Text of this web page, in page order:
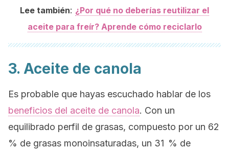
Lee también: ¿Por qué no deberías reutilizar el
aceite para freír? Aprende cómo reciclarlo
3. Aceite de canola
Es probable que hayas escuchado hablar de los
beneficios del aceite de canola. Con un
equilibrado perfil de grasas, compuesto por un 62
% de grasas monoinsaturadas, un 31 % de